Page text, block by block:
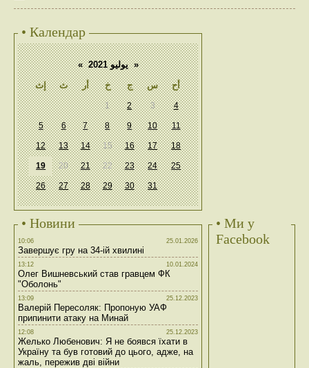
• Календар
« يوليو 2021 »
إث
ث أر خ ج س أح
1 2 3 4
5 6 7 8 9 10 11
12 13 14 15 16 17 18
19 20 21 22 23 24 25
26 27 28 29 30 31
• Новини
10:06 25.01.2026
Завершує гру на 34-ій хвилині
13:12 10.01.2024
Олег Вишневський став гравцем ФК
"Оболонь"
13:09 25.12.2023
Валерій Пересоляк: Пропоную УАФ
припинити атаку на Минай
12:08 25.12.2023
Желько Любенович: Я не боявся їхати в
Україну та був готовий до цього, адже, на
жаль, пережив дві війни
• Ми у
Facebook